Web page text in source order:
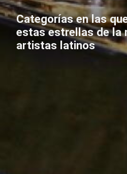
Categorías en las
estas estrellas de la
artistas latinos